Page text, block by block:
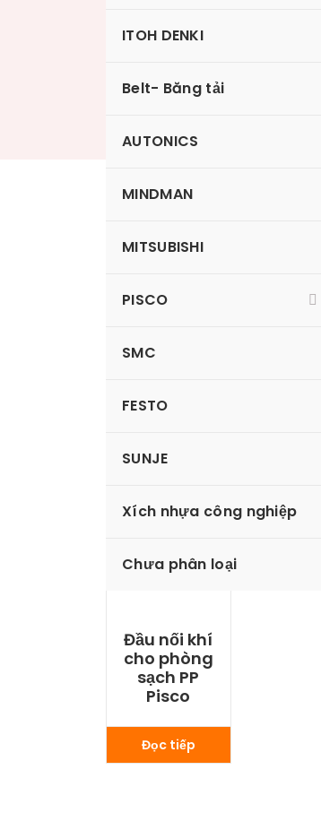
ITOH DENKI
Belt- Băng tải
AUTONICS
MINDMAN
MITSUBISHI
PISCO
SMC
FESTO
SUNJE
Xích nhựa công nghiệp
Chưa phân loại
Đầu nối
PP Pisco
PPC6-02-F
Đầu nối khí
cho phòng
sạch PP
Pisco
Đọc tiếp